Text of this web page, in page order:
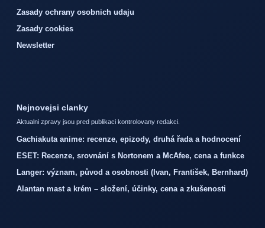
Zasady ochrany osobnich udaju
Zasady cookies
Newsletter
Nejnovejsi clanky
Aktualni zpravy jsou pred publikaci kontrolovany redakci.
Gachiakuta anime: recenze, epizody, druhá řada a hodnocení
ESET: Recenze, srovnání s Nortonem a McAfee, cena a funkce
Langer: význam, původ a osobnosti (Ivan, František, Bernhard)
Alantan mast a krém – složení, účinky, cena a zkušenosti